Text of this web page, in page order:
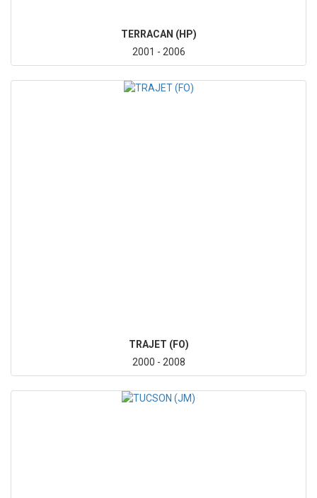
TERRACAN (HP)
2001 - 2006
TRAJET (FO)
2000 - 2008